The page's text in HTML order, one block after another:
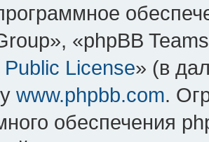
«phpBB
License» (в
www.phpbb.com.
обеспечения